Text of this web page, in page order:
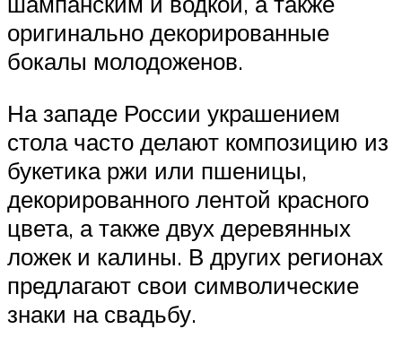
оригинально декорированные
бокалы молодоженов.
На западе России украшением
стола часто делают композицию из
букетика ржи или пшеницы,
декорированного лентой красного
цвета, а также двух деревянных
ложек и калины. В других регионах
предлагают свои символические
знаки на свадьбу.